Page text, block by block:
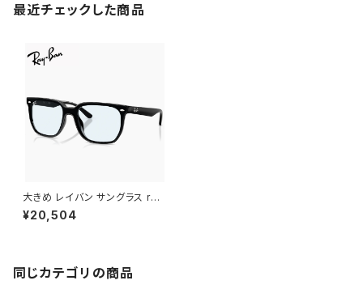
最近チェックした商品
大きめ レイバン サングラス rb4
466d 601/72 Ray-Ban 601
72 メンズ レディース 大きい L
レンズ アジアンフィット モデル
uvカット 薄い色 青 ブルー ライ
¥20,504
同じカテゴリの商品